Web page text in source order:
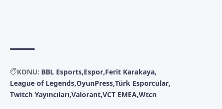
KONU: BBL Esports Espor Ferit Karakaya
League of Legends OyunPress Türk Esporcular
Twitch Yayıncıları Valorant VCT EMEA Wtcn